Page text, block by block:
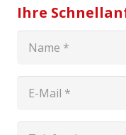
Ihre